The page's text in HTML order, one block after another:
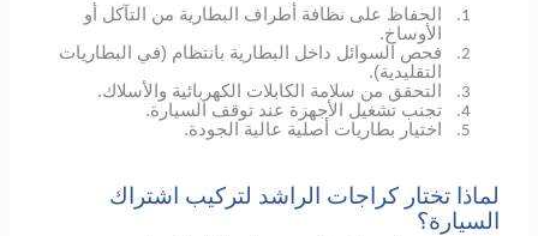
1.
الحفاظ على نظافة أطراف البطارية من التآكل أو
الأوساخ.
2.
فحص السوائل داخل البطارية بانتظام (في البطاريات
التقليدية).
3. التحقق من سلامة الكابلات الكهربائية والأسلاك.
4. تجنب تشغيل الأجهزة عند توقف السيارة.
5. اختيار بطاريات أصلية عالية الجودة.
لماذا تختار كراجات الراشد لتركيب اشتراك
السيارة؟